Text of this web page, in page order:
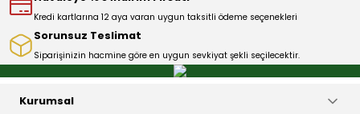
Kredi kartlarına 12 aya varan uygun taksitli ödeme seçenekleri
Sorunsuz Teslimat
Siparişinizin hacmine göre en uygun sevkiyat şekli seçilecektir.
Kurumsal